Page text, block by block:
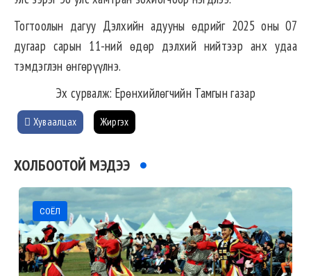
Тогтоолын дагуу Дэлхийн адууны өдрийг 2025 оны 07
дугаар сарын 11-ний өдөр дэлхий нийтээр анх удаа
тэмдэглэн өнгөрүүлнэ.
Эх сурвалж: Ерөнхийлөгчийн Тамгын газар
Хуваалцах Жиргэх
ХОЛБООТОЙ МЭДЭЭ
СОЁЛ